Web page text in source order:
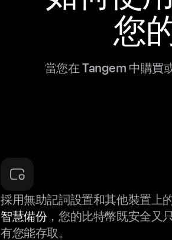
您
當您在 Tangem 中購買
採用無助記詞設置和其他裝置上
智慧備份，您的比特幣既安全又只
有您能存取。